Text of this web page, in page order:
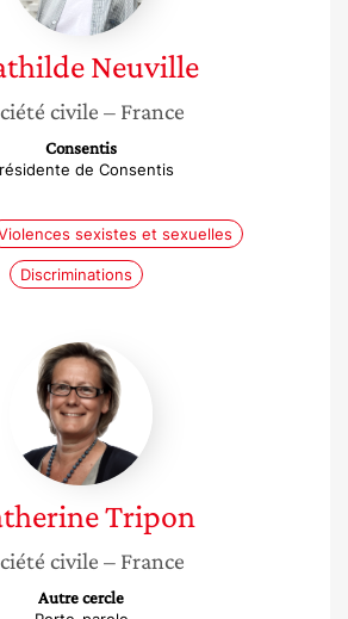
Neuville
civile – France
Consentis
de Consentis
sexistes et sexuelles
Discriminations
Catherine
Tripon
Tripon
civile – France
Autre cercle